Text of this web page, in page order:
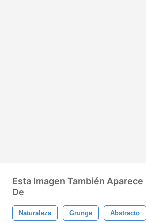
Esta Imagen También Aparece
De
Naturaleza Grunge Abstracto